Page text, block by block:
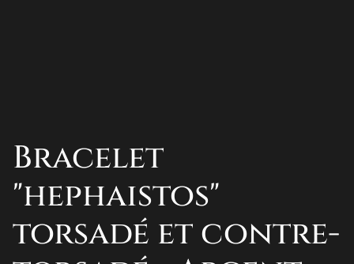
Bracelet
"hephaistos"
torsadé et contre-